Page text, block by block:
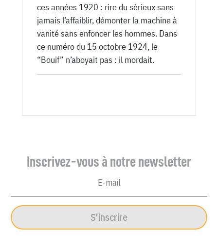
ces années 1920 : rire du sérieux sans
jamais l’affaiblir, démonter la machine à
vanité sans enfoncer les hommes. Dans
ce numéro du 15 octobre 1924, le
“Bouif” n’aboyait pas : il mordait.
Inscrivez-vous à notre newsletter
S'inscrire